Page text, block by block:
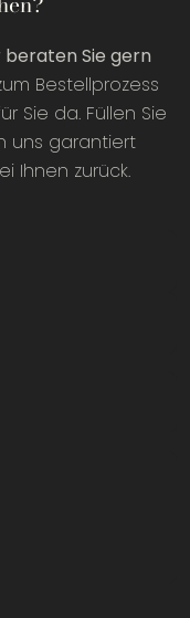
beraten Sie gern
Bestellprozess
Sie da. Füllen Sie
uns garantiert
Ihnen zurück.